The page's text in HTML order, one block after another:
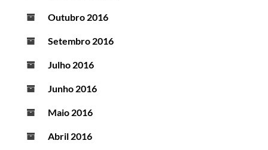
Outubro 2016
Setembro 2016
Julho 2016
Junho 2016
Maio 2016
Abril 2016